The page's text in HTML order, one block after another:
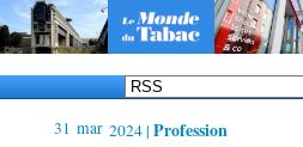
31 mar 2024 | Profession